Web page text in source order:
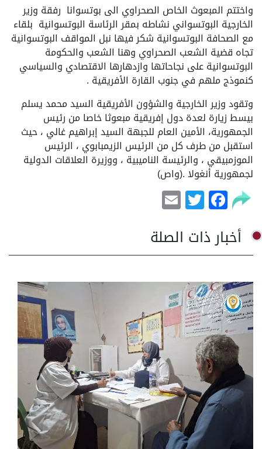
واختتم المبعوث الخاص الصحراوي الى بوتسوانا رفقة وزير
الخارجية البوتسواني نشاطه بمقر الرئاسة البوتسوانية بلقاء
مع الصحافة البوتسوانية شكر فيها نبل المواقف البوتسوانية
تجاه قضية الشعب الصحراوي وهنا الشعب والحكومة
البوتسوانية على نجاحاتها وازدهارها الاقتصادي والسياسي
كنموذج ملهم في جنوب القارة الأفريقية .
وتقود وزير الخارجية والشؤون الأفريقية السيد محمد يسلم
بيسط زيارة لعدة دول إفريقية مبعوثا خاصا من رئيس
الجمهورية، الأمين العام للجبهة السيد إبراهيم غالي ، حيث
استقبل من طرف كل من الرئيس الزيمبابوي ، الرئيس
الموزمبيقي ، والرئيسة الناميبية ، ووزيرة العلاقات الدولية
لجمهورية أنغولا .(واص)
Facebook
Twitter
أخبار ذات الصلة